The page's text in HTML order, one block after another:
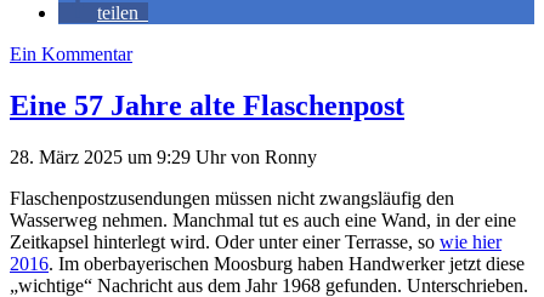
teilen
Ein Kommentar
Eine 57 Jahre alte Flaschenpost
28. März 2025 um 9:29 Uhrvon Ronny
Flaschenpostzusendungen müssen nicht zwangsläufig den
Wasserweg nehmen. Manchmal tut es auch eine Wand, in der eine
Zeitkapsel hinterlegt wird. Oder unter einer Terrasse, so wie hier
2016. Im oberbayerischen Moosburg haben Handwerker jetzt diese
„wichtige“ Nachricht aus dem Jahr 1968 gefunden. Unterschrieben.